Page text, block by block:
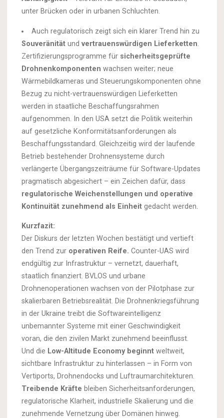
unter Brücken oder in urbanen Schluchten.
Auch regulatorisch zeigt sich ein klarer Trend hin zu
Souveränität undvertrauenswürdigen Lieferketten.
Zertifizierungsprogramme für sicherheitsgeprüfte
Drohnenkomponenten wachsen weiter; neue
Wärmebildkameras und Steuerungskomponenten ohne
Bezug zu nicht-vertrauenswürdigen Lieferketten
werden in staatliche Beschaffungsrahmen
aufgenommen. In den USA setzt die Politik weiterhin
auf gesetzliche Konformitätsanforderungen als
Beschaffungsstandard. Gleichzeitig wird der laufende
Betrieb bestehender Drohnensysteme durch
verlängerte Übergangszeiträume für Software-Updates
pragmatisch abgesichert – ein Zeichen dafür, dass
regulatorische Weichenstellungen und operative
Kontinuität zunehmend als Einheit gedacht werden.
Kurzfazit:
Der Diskurs der letzten Wochen bestätigt und vertieft
den Trend zur operativen Reife. Counter-UAS wird
endgültig zur Infrastruktur – vernetzt, dauerhaft,
staatlich finanziert. BVLOS und urbane
Drohnenoperationen wachsen von der Pilotphase zur
skalierbaren Betriebsrealität. Die Drohnenkriegsführung
in der Ukraine treibt die Softwareintelligenz
unbemannter Systeme mit einer Geschwindigkeit
voran, die den zivilen Markt zunehmend beeinflusst.
Und die Low-Altitude Economy beginnt weltweit,
sichtbare Infrastruktur zu hinterlassen – in Form von
Vertiports, Drohnendocks und Luftraumarchitekturen.
Treibende Kräfte bleiben Sicherheitsanforderungen,
regulatorische Klarheit, industrielle Skalierung und die
zunehmende Vernetzung über Domänen hinweg.